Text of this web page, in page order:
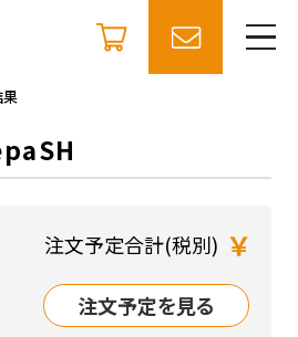
注文予定合計(税別) ￥
注文予定を見る